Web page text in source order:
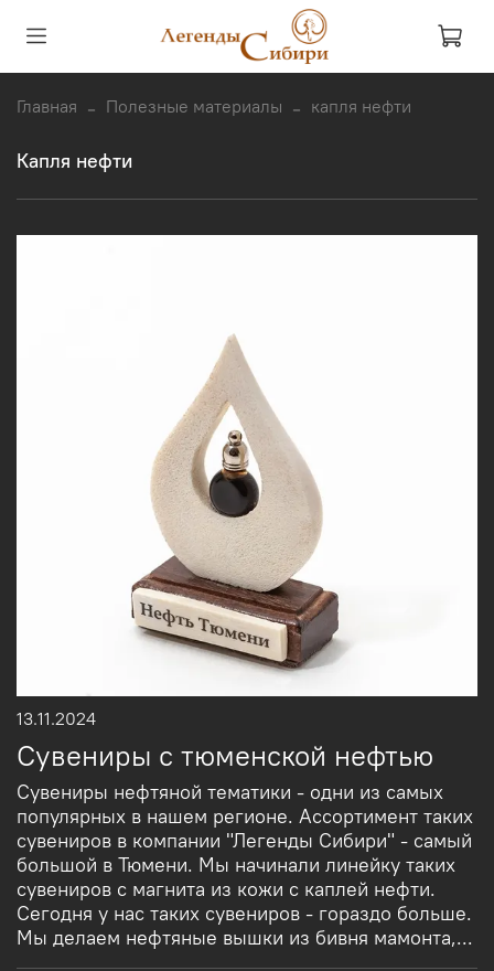
Главная Полезные материалы капля нефти
капля нефти
13.11.2024
Сувениры с тюменской нефтью
Сувениры нефтяной тематики - одни из самых
популярных в нашем регионе. Ассортимент таких
сувениров в компании "Легенды Сибири" - самый
большой в Тюмени. Мы начинали линейку таких
сувениров с магнита из кожи с каплей нефти.
Сегодня у нас таких сувениров - гораздо больше.
Мы делаем нефтяные вышки из бивня мамонта,...